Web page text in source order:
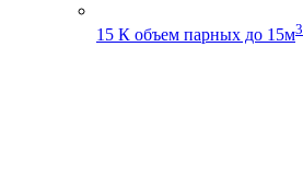
15 К объем парных до 15м3